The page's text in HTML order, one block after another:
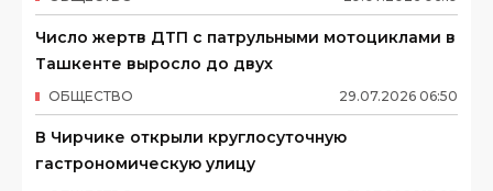
Число жертв ДТП с патрульными мотоциклами в
Ташкенте выросло до двух
29.07.2026 06:50
ОБЩЕСТВО
В Чирчике открыли круглосуточную
гастрономическую улицу